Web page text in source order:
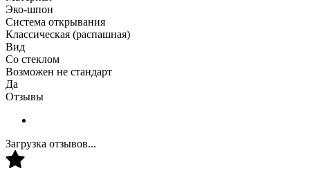
Эко-шпон
Система открывания
Классическая (распашная)
Вид
Со стеклом
Возможен не стандарт
Да
Отзывы
Загрузка отзывов...